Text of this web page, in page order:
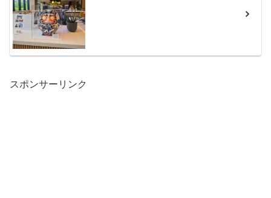
スポンサーリンク